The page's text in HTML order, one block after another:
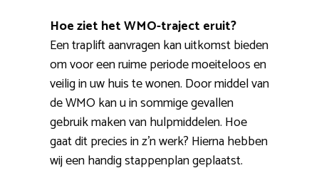
Hoe ziet het WMO-traject eruit?
Een traplift aanvragen kan uitkomst bieden
om voor een ruime periode moeiteloos en
veilig in uw huis te wonen. Door middel van
de WMO kan u in sommige gevallen
gebruik maken van hulpmiddelen. Hoe
gaat dit precies in z’n werk? Hierna hebben
wij een handig stappenplan geplaatst.